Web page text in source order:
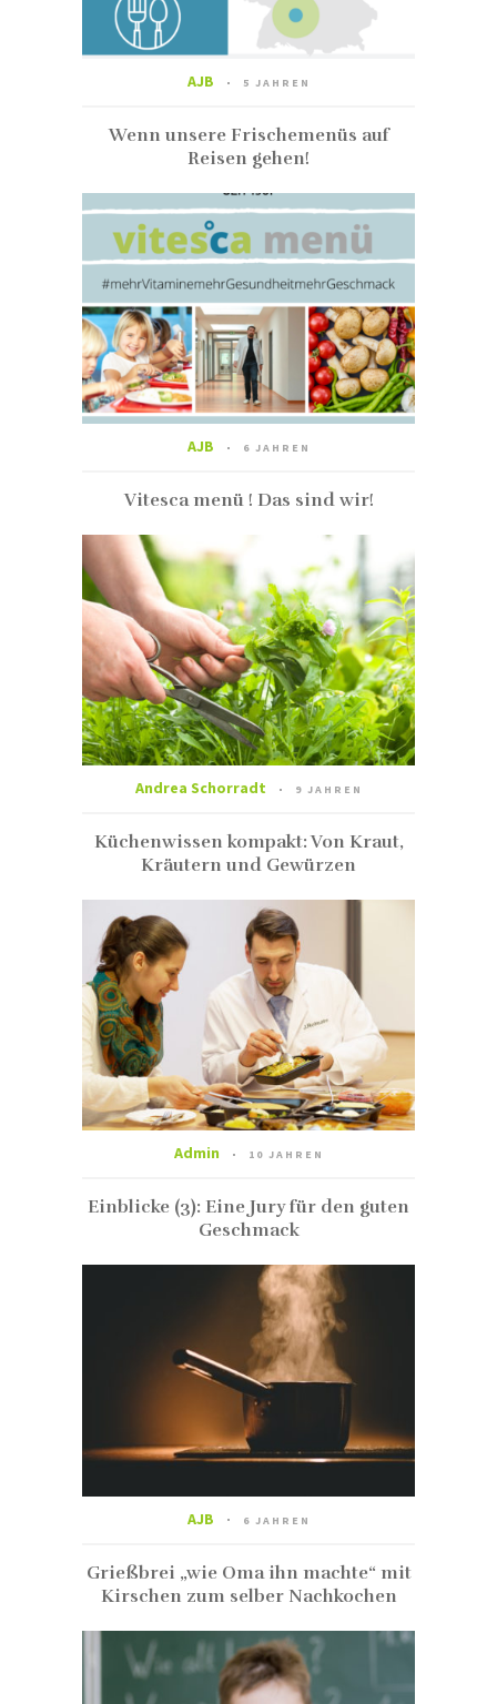
AJB 5 JAHREN
Wenn unsere Frischemenüs auf
Reisen gehen!
AJB 6 JAHREN
Vitesca menü ! Das sind wir!
Andrea Schorradt 9 JAHREN
Küchenwissen kompakt: Von Kraut,
Kräutern und Gewürzen
Admin 10 JAHREN
Einblicke (3): Eine Jury für den guten
Geschmack
AJB 6 JAHREN
Grießbrei „wie Oma ihn machte“ mit
Kirschen zum selber Nachkochen